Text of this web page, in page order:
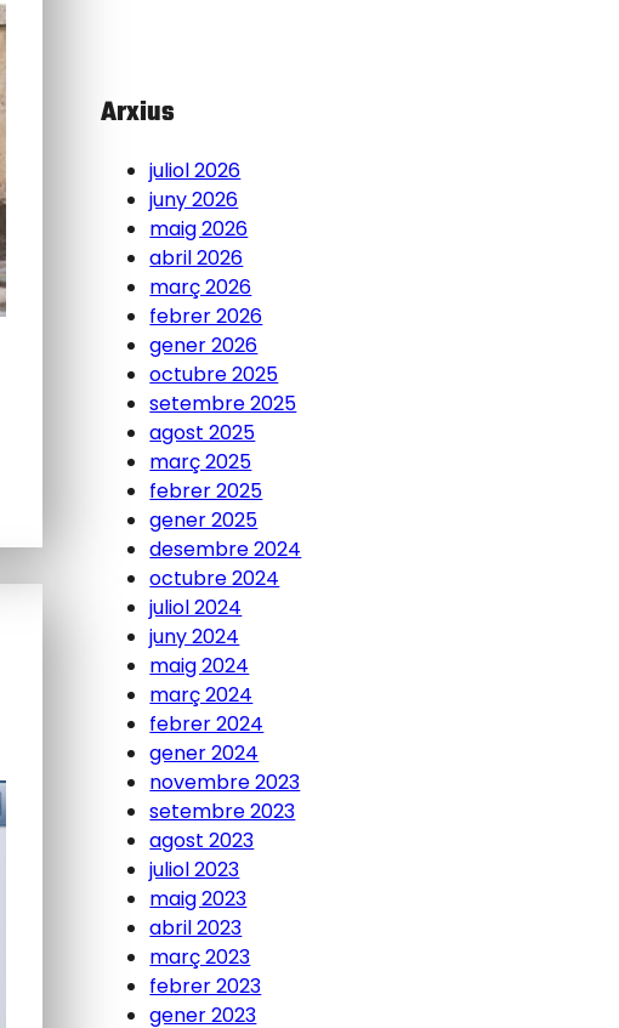
Arxius
juliol 2026
juny 2026
maig 2026
abril 2026
març 2026
febrer 2026
gener 2026
octubre 2025
setembre 2025
agost 2025
març 2025
febrer 2025
gener 2025
desembre 2024
octubre 2024
juliol 2024
juny 2024
maig 2024
març 2024
febrer 2024
gener 2024
novembre 2023
setembre 2023
agost 2023
juliol 2023
maig 2023
abril 2023
març 2023
febrer 2023
gener 2023